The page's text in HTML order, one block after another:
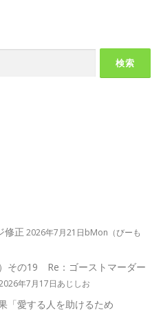
修正 2026年7月21日bMon（びーも
その19 Re：ゴーストマーダー
年7月17日あじしお
「愛する人を助けるため